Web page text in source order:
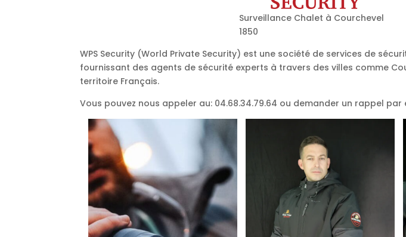
Surveillance Chalet à Courchevel
1850
WPS Security (World Private Security) est une société de services de
fournissant des agents de sécurité experts à travers des villes comme
territoire Français.
Vous pouvez nous appeler au: 04.68.34.79.64 ou demander un rappel par